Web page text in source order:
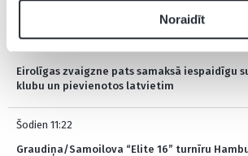
Noraidīt
Eirolīgas zvaigzne pats samaksā iespaidīgu
klubu un pievienotos latvietim
Šodien 11:22
Graudiņa/Samoilova “Elite 16” turnīru